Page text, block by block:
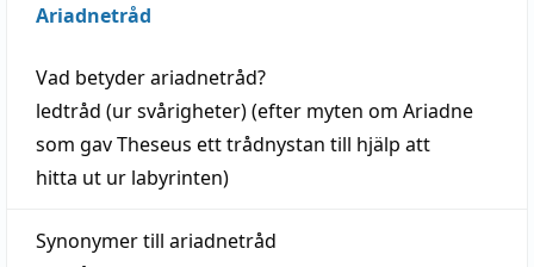
Ariadnetråd
Vad betyderariadnetråd?
ledtråd (ur svårigheter) (efter myten om Ariadne
som gav Theseus ett trådnystan till hjälp att
hitta ut ur labyrinten)
Synonymer till ariadnetråd